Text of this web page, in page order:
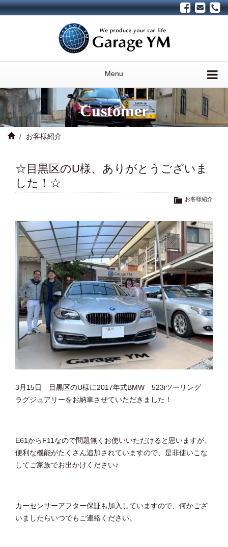
Menu
Customer
お客様紹介
☆目黒区のU様、ありがとうございま
した！☆
お客様紹介
3月15日 目黒区のU様に2017年式BMW 523iツーリング
ラグジュアリーをお納車させていただきました！
E61からF11なので問題無くお使いいただけると思いますが、
便利な機能がたくさん追加されていますので、是非使いこな
してご家族でお出かけください♪
カーセンサーアフター保証も加入していますので、何かござ
いましたらいつでもご連絡ください。